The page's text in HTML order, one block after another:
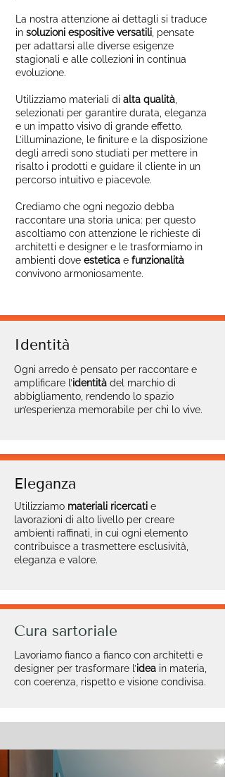
La nostra attenzione ai dettagli si traduce
in soluzioni espositive versatili , pensate
per adattarsi alle diverse esigenze
stagionali e alle collezioni in continua
evoluzione.
Utilizziamo materiali di alta qualità
selezionati per garantire durata, eleganza
e un impatto visivo di grande effetto.
L’illuminazione, le finiture e la disposizione
degli arredi sono studiati per mettere in
risalto i prodotti e guidare il cliente in un
percorso intuitivo e piacevole.
Crediamo che ogni negozio debba
raccontare una storia unica: per questo
ascoltiamo con attenzione le richieste di
architetti e designer e le trasformiamo in
ambienti dove estetica e funzionalità
convivono armoniosamente.
Identità
Ogni arredo è pensato per raccontare e
amplificare l’identità del marchio di
abbigliamento, rendendo lo spazio
un’esperienza memorabile per chi lo vive.
Eleganza
Utilizziamo materiali ricercati e
lavorazioni di alto livello per creare
ambienti raffinati, in cui ogni elemento
contribuisce a trasmettere esclusività,
eleganza e valore.
Cura sartoriale
Lavoriamo fianco a fianco con architetti e
designer per trasformare l’idea in materia,
con coerenza, rispetto e visione condivisa.